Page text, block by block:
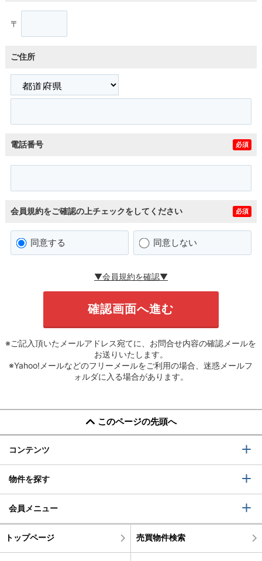
〒
ご住所
電話番号 必須
会員規約をご確認の上チェックをしてください 必須
同意する 同意しない
▼会員規約を確認▼
※ご記入頂いたメールアドレス宛てに、お問合せ内容の確認メールを
お送りいたします。
※Yahoo!メールなどのフリーメールをご利用の場合、迷惑メールフ
ォルダに入る場合があります。
このページの先頭へ
コンテンツ
物件を探す
会員メニュー
トップページ 売買物件検索